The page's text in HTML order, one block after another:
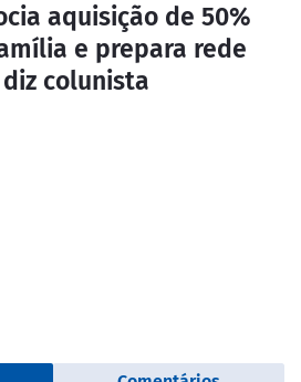
aquisição de 50%
e prepara rede
colunista